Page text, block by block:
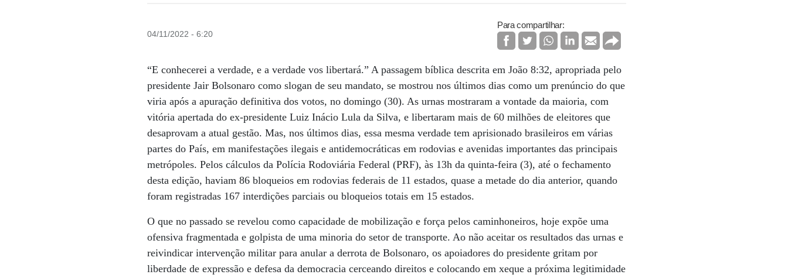
04/11/2022 - 6:20
Para compartilhar:
“E conhecerei a verdade, e a verdade vos libertará.” A passagem bíblica descrita em João 8:32, apropriada pelo
presidente Jair Bolsonaro como slogan de seu mandato, se mostrou nos últimos dias como um prenúncio do que
viria após a apuração definitiva dos votos, no domingo (30). As urnas mostraram a vontade da maioria, com
vitória apertada do ex-presidente Luiz Inácio Lula da Silva, e libertaram mais de 60 milhões de eleitores que
desaprovam a atual gestão. Mas, nos últimos dias, essa mesma verdade tem aprisionado brasileiros em várias
partes do País, em manifestações ilegais e antidemocráticas em rodovias e avenidas importantes das principais
metrópoles. Pelos cálculos da Polícia Rodoviária Federal (PRF), às 13h da quinta-feira (3), até o fechamento
desta edição, haviam 86 bloqueios em rodovias federais de 11 estados, quase a metade do dia anterior, quando
foram registradas 167 interdições parciais ou bloqueios totais em 15 estados.
O que no passado se revelou como capacidade de mobilização e força pelos caminhoneiros, hoje expõe uma
ofensiva fragmentada e golpista de uma minoria do setor de transporte. Ao não aceitar os resultados das urnas e
reivindicar intervenção militar para anular a derrota de Bolsonaro, os apoiadores do presidente gritam por
liberdade de expressão e defesa da democracia cerceando direitos e colocando em xeque a próxima legitimidade